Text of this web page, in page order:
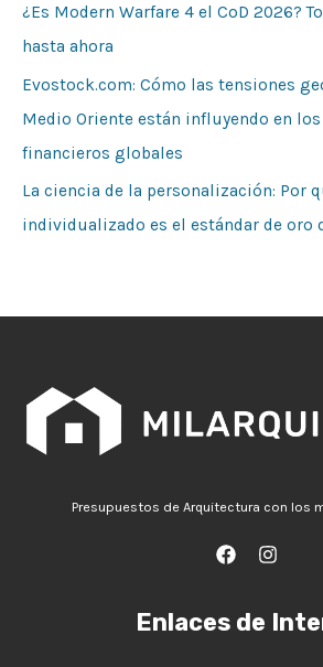
¿Es Modern Warfare 4 el CoD 2026?
hasta ahora
Evostock.com: Cómo las tensiones
Medio Oriente están influyendo en
financieros globales
La ciencia de la personalización: Por
individualizado es el estándar de oro
Presupuestos de Arquitectura con los
Enlaces de